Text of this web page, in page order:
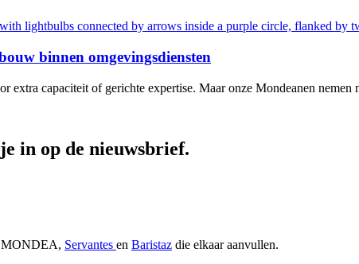
binnen omgevingsdiensten
extra capaciteit of gerichte expertise. Maar onze Mondeanen
in op de nieuwsbrief.
MONDEA, Servantes en Baristaz die elkaar aanvullen.